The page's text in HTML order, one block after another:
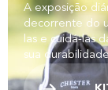
A exposição
decorrente do
las e cuidá-las
sua